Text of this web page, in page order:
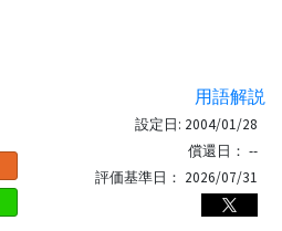
用語解説
設定日: 2004/01/28
償還日： --
評価基準日： 2026/07/31